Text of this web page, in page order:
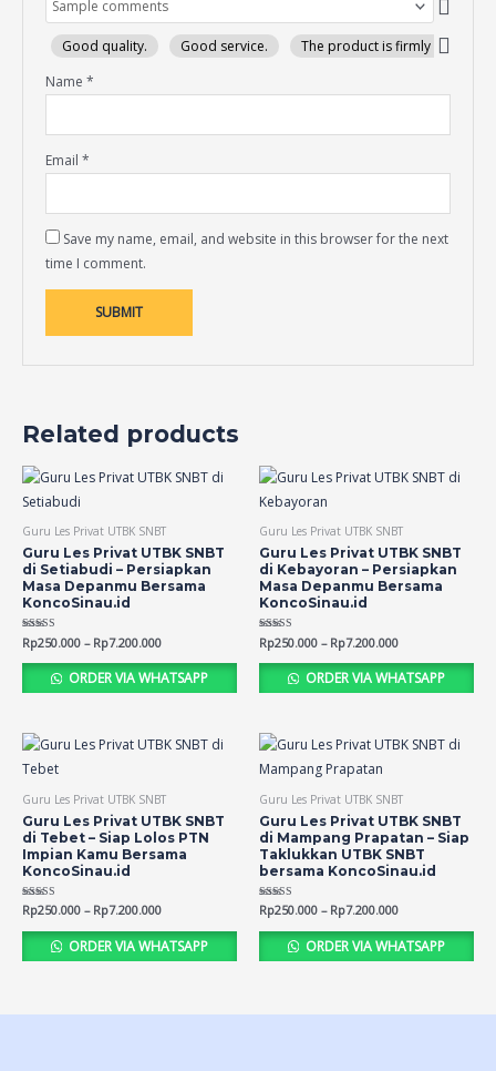
Good quality. Good service.
The product is firmly packed.
Name*
Email*
Save my name, email, and website in this browser for the next
time I comment.
Related products
Guru Les Privat UTBK SNBT
Guru Les Privat UTBK SNBT
di Setiabudi – Persiapkan
Masa Depanmu Bersama
KoncoSinau.id
Rated
4.68
out of 5
Rp250.000 – Rp7.200.000
ORDER VIA WHATSAPP
Guru Les Privat UTBK SNBT
Guru Les Privat UTBK SNBT
di Kebayoran – Persiapkan
Masa Depanmu Bersama
KoncoSinau.id
Rated
4.82
out of 5
Rp250.000 – Rp7.200.000
ORDER VIA WHATSAPP
Guru Les Privat UTBK SNBT
Guru Les Privat UTBK SNBT
di Tebet – Siap Lolos PTN
Impian Kamu Bersama
KoncoSinau.id
Rated
4.69
out of 5
Rp250.000 – Rp7.200.000
ORDER VIA WHATSAPP
Guru Les Privat UTBK SNBT
Guru Les Privat UTBK SNBT
di Mampang Prapatan – Siap
Taklukkan UTBK SNBT
bersama KoncoSinau.id
Rated
4.72
out of 5
Rp250.000 – Rp7.200.000
ORDER VIA WHATSAPP